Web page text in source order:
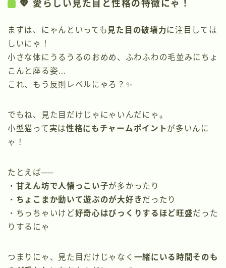
💖 愛らしい見た目と性格の特徴にゃ！
まずは、にゃんといっても 見た目の破壊力に注目してほ
しいにゃ！
小さな体にうるうるのおめめ、ふわふわの毛並みにちょ
こんと座る姿…
これ、もう反則レベルにゃろ？✨
でもね、見た目だけじゃにゃいんだにゃ。
小型猫って実は性格にもチャームポイントが多いんに
ゃ！
たとえば──
・ 甘えん坊で人懐っこい子が多かったり
・ ちょこまか動いて遊ぶのが大好きだったり
・ちっちゃいけど好奇心はびっくりするほど旺盛だった
りするにゃ
つまりにゃ、見た目だけじゃなく 一緒にいる時間そのも